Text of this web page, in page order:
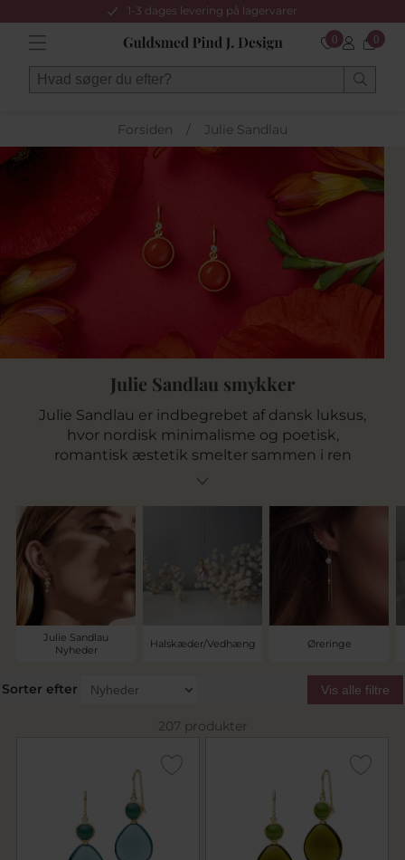
1-3 dages levering på lagervarer
0 0
Forsiden / Julie Sandlau
Julie Sandlau smykker
Julie Sandlau er indbegrebet af dansk luksus,
hvor nordisk minimalisme og poetisk,
romantisk æstetik smelter sammen i ren
harmoni. Hos Guldsmed Pind J. Design
smykker skabt i 925 sterlingsølv og en varm 22
karat guldbelægning. Hvert enkelt smykke er
formgivet med en dyb respekt for form og
balance – designet til at understrege din
naturlige skønhed og tilføre en følelse af tidløs
ynde til dit personlige udtryk.
Julie Sandlau
Nyheder
Halskæder/Vedhæng Øreringe
Sorter efter Vis alle filtre
207 produkter